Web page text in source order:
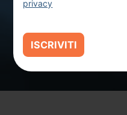
privacy
ISCRIVITI